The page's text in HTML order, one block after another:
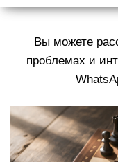
Вы можете
проблемах и